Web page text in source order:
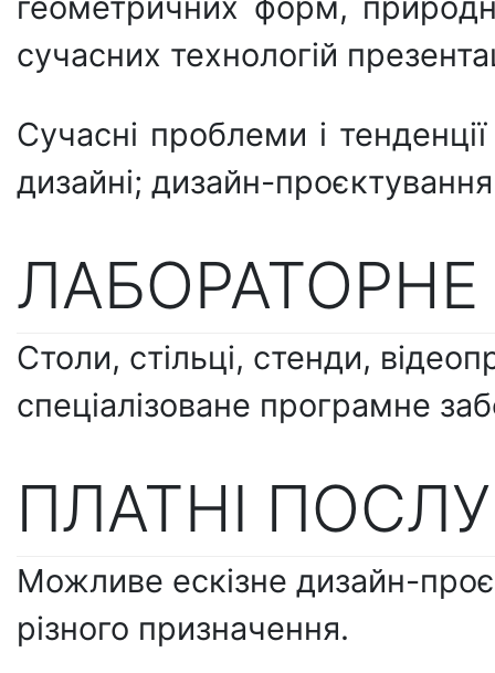
сучасних технологій
Сучасні проблеми і
дизайні; дизайн-
Столи, стільці, стенди,
спеціалізоване програмне
ПЛАТНІ
Можливе ескізне дизайн-
різного призначення.